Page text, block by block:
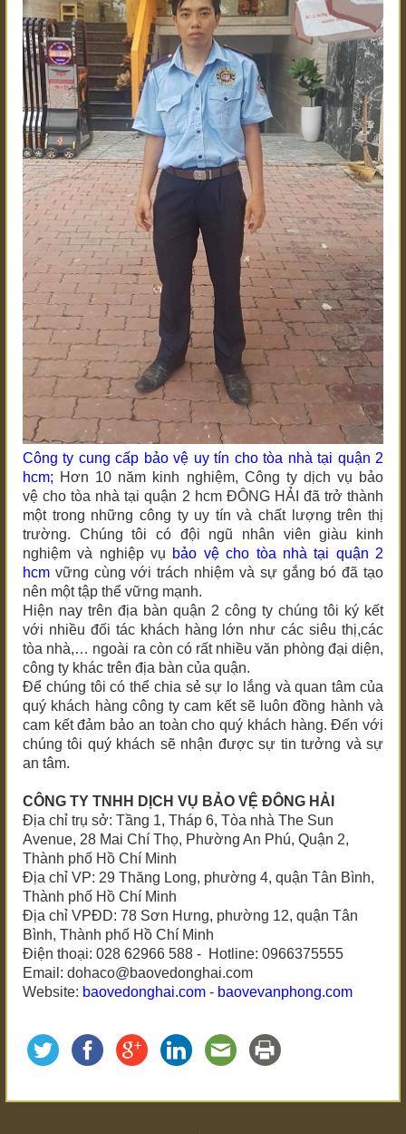
Công ty cung cấp bảo vệ uy tín cho tòa nhà tại quận 2
hcm; Hơn 10 năm kinh nghiệm, Công ty dịch vụ bảo
vệcho tòa nhà tại quận 2 hcm ĐÔNG HẢI đã trở thành
một trong những công ty uy tín và chất lượng trên thị
trường. Chúng tôi có đội ngũ nhân viên giàu kinh
nghiệm và nghiệp vụ bảo vệ cho tòa nhà tại quận 2
hcm vững cùng với trách nhiệm và sự gắng bó đã tạo
nên một tập thể vững mạnh.
Hiện nay trên địa bàn quận 2 công ty chúng tôi ký kết
với nhiều đối tác khách hàng lớn như các siêu thị,các
tòa nhà,… ngoài ra còn có rất nhiều văn phòng đại diện,
công ty khác trên địa bàn của quận.
Để chúng tôi có thể chia sẻ sự lo lắng và quan tâm của
quý khách hàng công ty cam kết sẽ luôn đồng hành và
cam kết đảm bảo an toàn cho quý khách hàng. Đến với
chúng tôi quý khách sẽ nhận được sự tin tưởng và sự
an tâm.
CÔNG TY TNHH DỊCH VỤ BẢO VỆ ĐÔNG HẢI
Địa chỉ trụ sở: Tầng 1, Tháp 6, Tòa nhà The Sun
Avenue, 28 Mai Chí Thọ, Phường An Phú, Quận 2,
Thành phố Hồ Chí Minh
Địa chỉ VP: 29 Thăng Long, phường 4, quận Tân Bình,
Thành phố Hồ Chí Minh
Địa chỉ VPĐD: 78 Sơn Hưng, phường 12, quận Tân
Bình, Thành phố Hồ Chí Minh
Điện thoại: 028 62966 588 - Hotline: 0966375555
Email: dohaco@baovedonghai.com
Website: baovedonghai.com - baovevanphong.com